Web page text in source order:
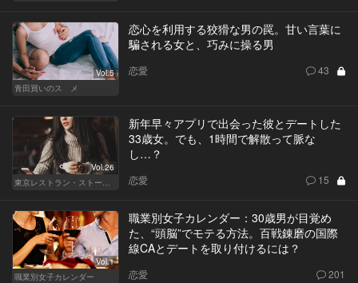
Vol.5
青田買いのスゝメ
恋心を利用する狡猾な男の罠。甘い言葉に
騙される女と、巧みに操る男
恋愛 43
Vol.26
新年早々アプリで出会った彼とデートした
33歳女。でも、1時間で解散って脈な
し…？
恋愛 15
Vol.1
職業別女子カレンダー
職業別女子カレンダー：30歳男が目覚め
た、“頭脳”でモテる方法。百戦錬磨の国際
線CAとデートを取り付けるには？
恋愛 201